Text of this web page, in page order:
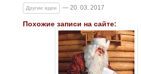
Другие идеи — 20. 03. 2017
Похожие записи на сайте: